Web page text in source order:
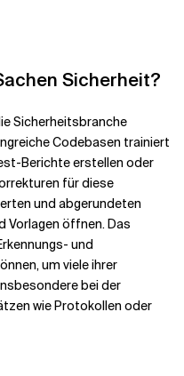
Sicherheit?
Sicherheitsbranche
Codebasen trainiert
Berichte erstellen oder
für diese
und abgerundeten
Vorlagen öffnen. Das
und
um viele ihrer
bei der
wie Protokollen oder